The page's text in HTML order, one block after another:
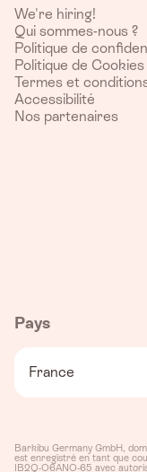
We're hiring!
Qui sommes-nous ?
Politique de
Politique de Cookies
Termes et
Accessibilité
Nos partenaires
Pays
France
Barkibu Germany GmbH,
est enregistré en tant que
IB2Q-O6ANO-65 avec